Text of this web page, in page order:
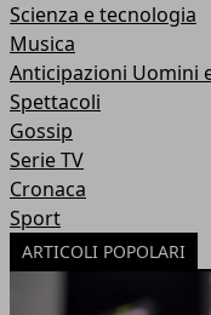
Scienza e tecnologia
Musica
Anticipazioni Uomini
Spettacoli
Gossip
Serie TV
Cronaca
Sport
ARTICOLI POPOLARI